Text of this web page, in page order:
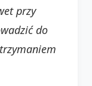
przy
do